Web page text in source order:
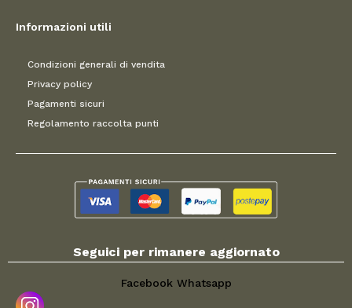
Informazioni utili
Condizioni generali di vendita
Privacy policy
Pagamenti sicuri
Regolamento raccolta punti
Seguici per rimanere aggiornato
Facebook Whatsapp